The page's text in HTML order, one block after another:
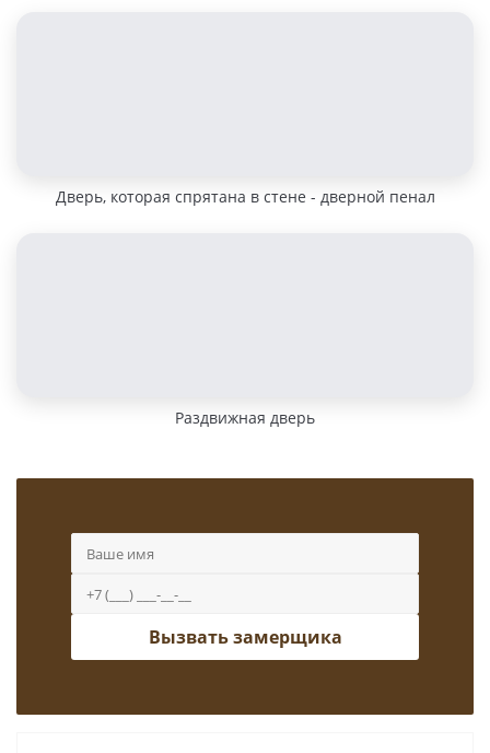
Дверь, которая спрятана в стене - дверной пенал
Раздвижная дверь
Вызвать замерщика